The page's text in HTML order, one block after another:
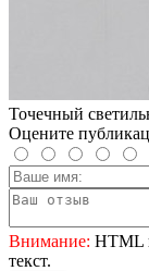
Точечный
Оцените
Внимание: HTML
текст.